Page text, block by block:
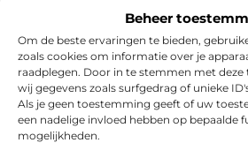
Beheer
Om de beste ervaringen te bieden,
zoals cookies om informatie over je
raadplegen. Door in te stemmen met
wij gegevens zoals surfgedrag of unieke
Als je geen toestemming geeft of uw
een nadelige invloed hebben op bepaalde
mogelijkheden.
Over Hostingplaneet
Jouw bron voor inspiratie en
dagelijks leven.
Verken een uitgebreide collectie blogs
waardevolle adviezen en verrassende
optimaal te benutten.